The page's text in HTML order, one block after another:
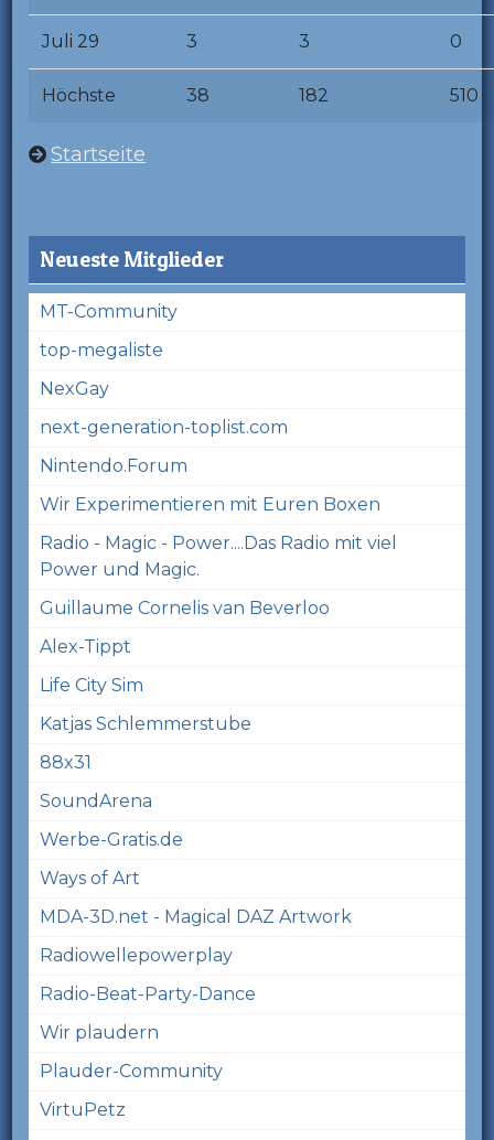
Juli 29 3 3 0
Höchste 38 182 510
Startseite
Neueste Mitglieder
MT-Community
top-megaliste
NexGay
next-generation-toplist.com
Nintendo.Forum
Wir Experimentieren mit Euren Boxen
Radio - Magic - Power....Das Radio mit viel
Power und Magic.
Guillaume Cornelis van Beverloo
Alex-Tippt
Life City Sim
Katjas Schlemmerstube
88x31
SoundArena
Werbe-Gratis.de
Ways of Art
MDA-3D.net - Magical DAZ Artwork
Radiowellepowerplay
Radio-Beat-Party-Dance
Wir plaudern
Plauder-Community
VirtuPetz